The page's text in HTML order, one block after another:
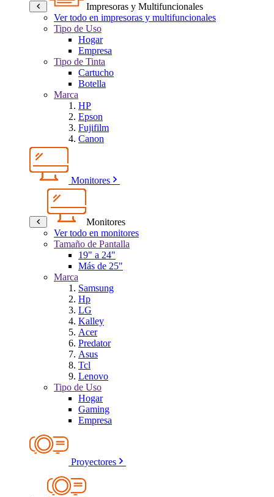
Impresoras y Multifuncionales
Ver todo en impresoras y multifuncionales
Tipo de Uso
Hogar
Empresa
Tipo de Tinta
Cartucho
Botella
Marca
HP
Epson
Fujifilm
Canon
Monitores
Monitores
Ver todo en monitores
Tamaño de Pantalla
19" a 24"
Más de 25"
Marca
Samsung
Hp
LG
Kalley
Acer
Predator
Asus
Tcl
Lenovo
Tipo de Uso
Hogar
Gaming
Empresa
Proyectores